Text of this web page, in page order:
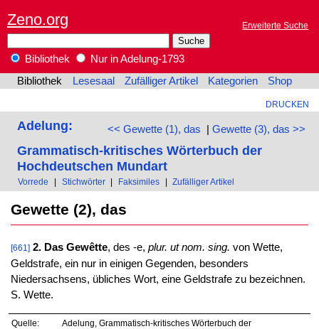
Zeno.org Erweiterte Suche
Bibliothek
Nur in Adelung-1793
Bibliothek
Lesesaal Zufälliger Artikel Kategorien Shop
DRUCKEN
<< Gewette (1), das | Gewette (3), das >>
Adelung:
Grammatisch-kritisches Wörterbuch der
Hochdeutschen Mundart
Vorrede | Stichwörter | Faksimiles | Zufälliger Artikel
Gewette (2), das
[661] 2. Das Gewêtte, des -e, plur. ut nom. sing. von Wette,
Geldstrafe, ein nur in einigen Gegenden, besonders
Niedersachsens, übliches Wort, eine Geldstrafe zu bezeichnen.
S. Wette.
Quelle:
Adelung, Grammatisch-kritisches Wörterbuch der